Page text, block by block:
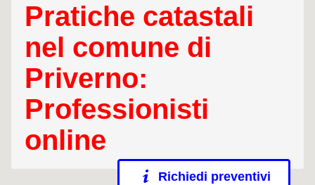
Pratiche catastali
nel comune di
Priverno:
Professionisti
online
Richiedi preventivi